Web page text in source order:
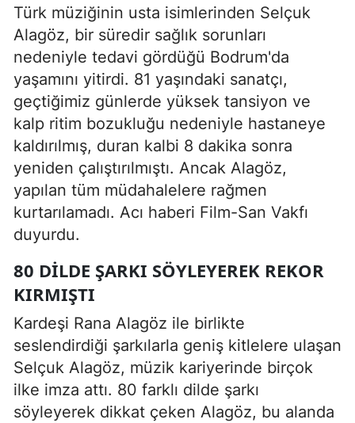
Türk müziğinin usta isimlerinden Selçuk
Alagöz, bir süredir sağlık sorunları
nedeniyle tedavi gördüğü Bodrum'da
yaşamını yitirdi. 81 yaşındaki sanatçı,
geçtiğimiz günlerde yüksek tansiyon ve
kalp ritim bozukluğu nedeniyle hastaneye
kaldırılmış, duran kalbi 8 dakika sonra
yeniden çalıştırılmıştı. Ancak Alagöz,
yapılan tüm müdahalelere rağmen
kurtarılamadı. Acı haberi Film-San Vakfı
duyurdu.
80 DILDE ŞARKI SÖYLEYEREK REKOR
KIRMIŞTI
Kardeşi Rana Alagöz ile birlikte
seslendirdiği şarkılarla geniş kitlelere ulaşan
Selçuk Alagöz, müzik kariyerinde birçok
ilke imza attı. 80 farklı dilde şarkı
söyleyerek dikkat çeken Alagöz, bu alanda